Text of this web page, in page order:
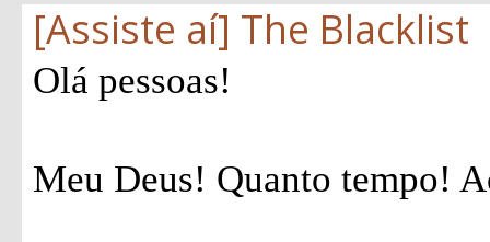
[Assiste aí] The Blacklist
Olá pessoas!
Meu Deus! Quanto tempo!